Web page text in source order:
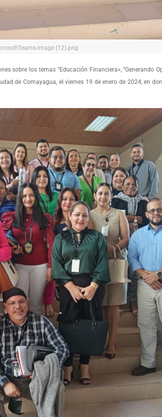
image (12).png
sobre los temas “Educación Financiera», “Generando
de Comayagua, el viernes 19 de enero de 2024, en